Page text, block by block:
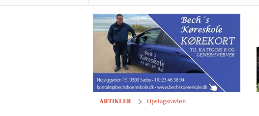
ARTIKLER Opslagstavlen
Meny Gl. Skagensvej tilbyder Whiskas kattemad til